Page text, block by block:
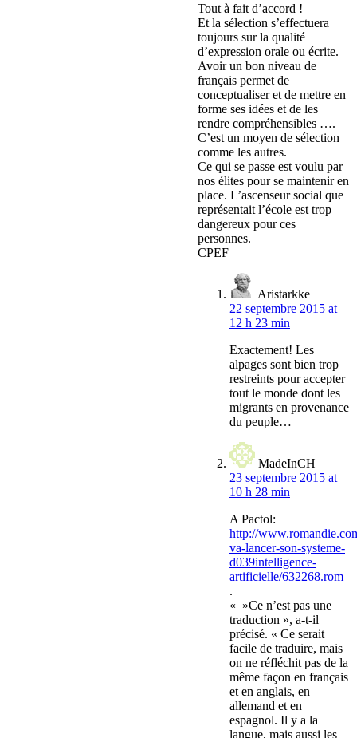
Tout à fait d’accord !
Et la sélection s’effectuera
toujours sur la qualité
d’expression orale ou écrite.
Avoir un bon niveau de
français permet de
conceptualiser et de mettre en
forme ses idées et de les
rendre compréhensibles ….
C’est un moyen de sélection
comme les autres.
Ce qui se passe est voulu par
nos élites pour se maintenir en
place. L’ascenseur social que
représentait l’école est trop
dangereux pour ces
personnes.
CPEF
Aristarkke
22 septembre 2015 at
12 h 23 min
Exactement! Les
alpages sont bien trop
restreints pour accepter
tout le monde dont les
migrants en provenance
du peuple…
MadeInCH
23 septembre 2015 at
10 h 28 min
A Pactol:
http://
va-lancer-son-systeme-
d039intelligence-
artificielle/632268.rom
.
« »Ce n’est pas une
traduction », a-t-il
précisé. « Ce serait
facile de traduire, mais
on ne réfléchit pas de la
même façon en français
et en anglais, en
allemand et en
espagnol. Il y a la
langue, mais aussi les